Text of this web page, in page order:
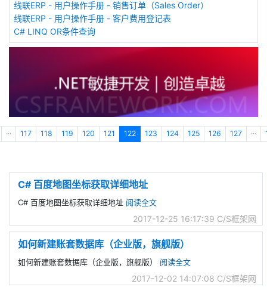
线联ERP - 用户操作手册 - 销售订单（Sales Order）
线联ERP - 用户操作手册 - 客户费用登记表
C# LINQ OR条件查询
··· 117 118 119 120 121 122 123 124 125 126 127 ···
C# 百度地图坐标获取详细地址
C# 百度地图坐标获取详细地址 阅读全文
2017-12-25 16:17:39 C/S框架网
如何新建账套数据库（企业版，旗舰版）
如何新建账套数据库（企业版，旗舰版） 阅读全文
2017-12-02 14:07:08 C/S框架网